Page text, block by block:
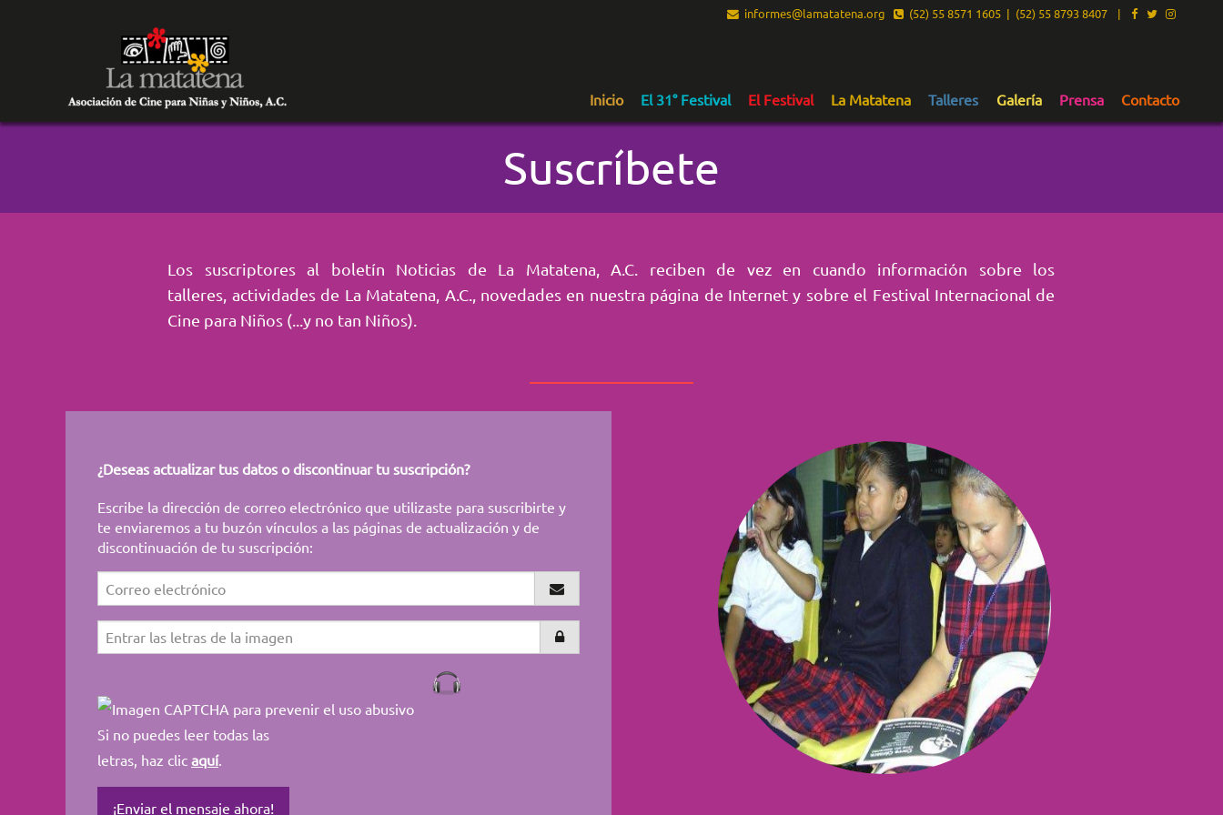
informes@lamatatena.org (52) 55 8571 1605 | (52) 55 8793 8407 |
Inicio El 31° Festival El Festival La Matatena Talleres Galería Prensa Contacto
Suscríbete
Los suscriptores al boletín Noticias de La Matatena, A.C. reciben de vez en cuando información sobre los
talleres, actividades de La Matatena, A.C., novedades en nuestra página de Internet y sobre el Festival Internacional de
Cine para Niños (...y no tan Niños).
¿Deseas actualizar tus datos o discontinuar tu suscripción?
Escribe la dirección de correo electrónico que utilizaste para suscribirte y
te enviaremos a tu buzón vínculos a las páginas de actualización y de
discontinuación de tu suscripción:
Si no puedes leer todas las
letras, haz clic aquí.